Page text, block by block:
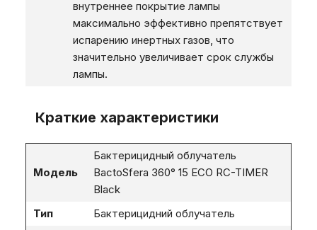
внутреннее покрытие лампы
максимально эффективно препятствует
испарению инертных газов, что
значительно увеличивает срок службы
лампы.
Краткие характеристики
Модель
Бактерицидный облучатель
BactoSfera 360° 15 ECO RC-TIMER
Black
Тип
Бактерицидний облучатель